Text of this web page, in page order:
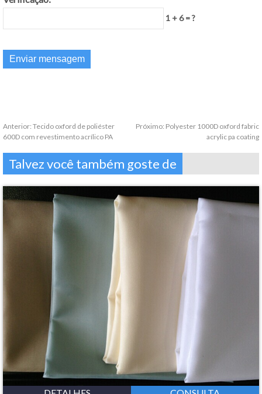
1 + 6 = ?
Anterior: Tecido oxford de poliéster
600D com revestimento acrílico PA
Próximo: Polyester 1000D oxford fabric
acrylic pa coating
Talvez você também goste de